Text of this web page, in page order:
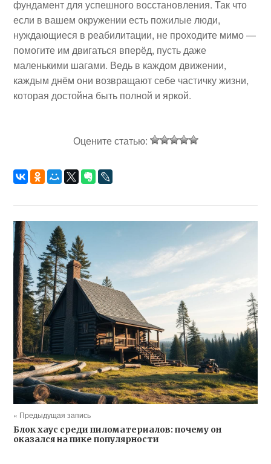
фундамент для успешного восстановления. Так что
если в вашем окружении есть пожилые люди,
нуждающиеся в реабилитации, не проходите мимо —
помогите им двигаться вперёд, пусть даже
маленькими шагами. Ведь в каждом движении,
каждым днём они возвращают себе частичку жизни,
которая достойна быть полной и яркой.
Оцените статью:
« Предыдущая запись
Блок хаус среди пиломатериалов: почему он
оказался на пике популярности